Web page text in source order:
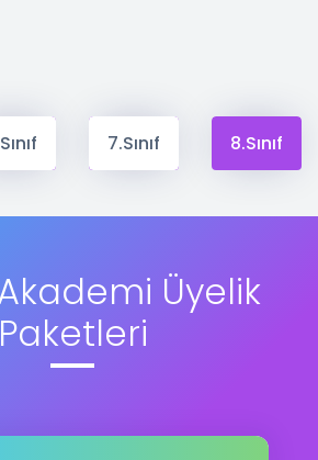
7.Sınıf 8.Sınıf
Üyelik
Paketleri